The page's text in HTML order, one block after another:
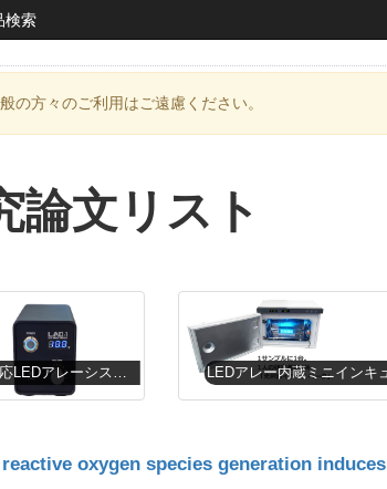
検索
の方々のご利用はご遠慮ください。
論文リスト
oxygen species generation induces